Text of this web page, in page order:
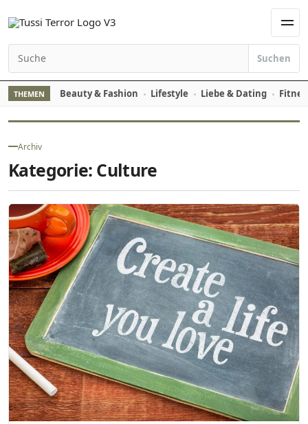
Suchen nach:
Suchen
THEMEN Beauty & Fashion Lifestyle Liebe & Dating
Archiv
Kategorie: Culture